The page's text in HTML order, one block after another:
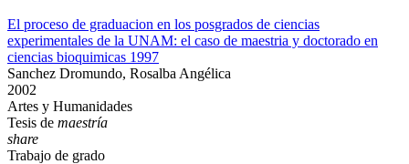
El proceso de graduacion en los posgrados de ciencias
experimentales de la UNAM: el caso de maestria y doctorado en
ciencias bioquimicas 1997
Sanchez Dromundo, Rosalba Angélica
2002
Artes y Humanidades
Tesis de maestría
share
Trabajo de grado